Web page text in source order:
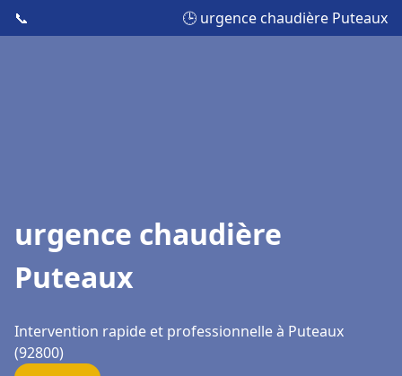
📞 🕒 urgence chaudière Puteaux
urgence chaudière
Puteaux
Intervention rapide et professionnelle à Puteaux
(92800)